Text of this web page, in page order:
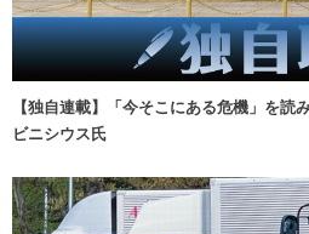
【独自連載】「今そこにある危機」を
ビニシウス氏